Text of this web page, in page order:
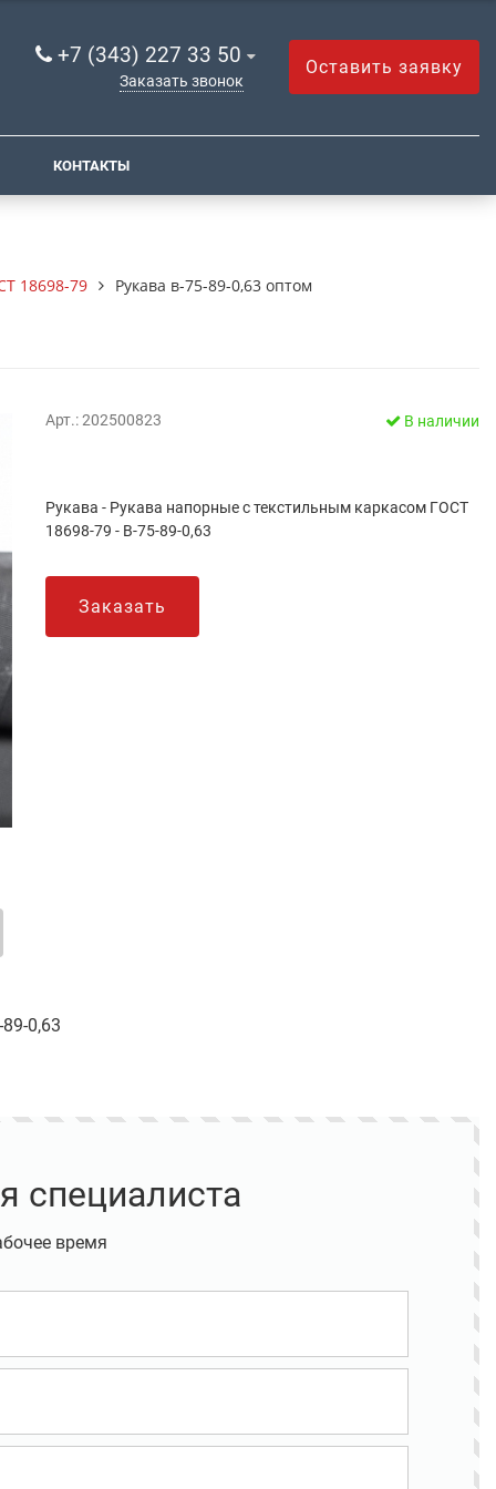
+7 (343) 227 33 50
Заказать звонок
Оставить заявку
КОНТАКТЫ
18698-79 Рукава в-75-89-0,63 оптом
Арт.: 202500823 В наличии
Рукава - Рукава напорные с текстильным каркасом ГОСТ
18698-79 - В-75-89-0,63
Заказать
0,63
специалиста
время